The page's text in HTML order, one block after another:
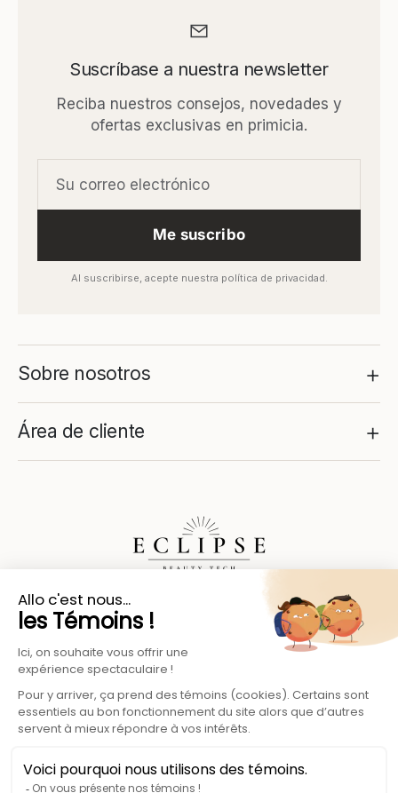
Suscríbase a nuestra newsletter
Reciba nuestros consejos, novedades y
ofertas exclusivas en primicia.
Me suscribo
Al suscribirse, acepte nuestra política de privacidad.
Sobre nosotros +
Área de cliente +
La expertise de belleza y bienestar para sus
© 2026 Eclipse Beauty Tech